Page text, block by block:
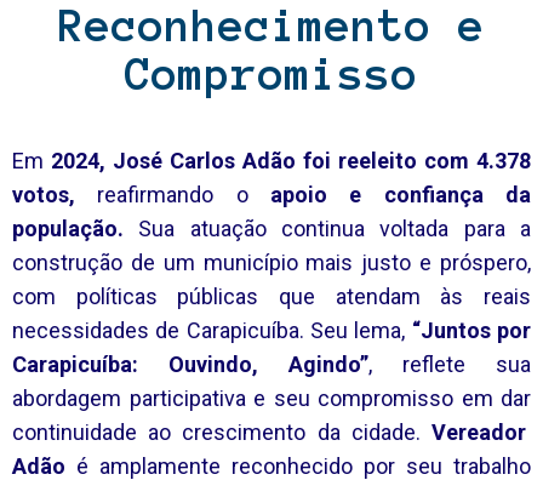
Reconhecimento e
Compromisso
Em 2024, José Carlos Adão foi reeleito com 4.378
votos, reafirmando o apoio e confiança da
população. Sua atuação continua voltada para a
construção de um município mais justo e próspero,
com políticas públicas que atendam às reais
necessidades de Carapicuíba. Seu lema, “Juntos por
Carapicuíba: Ouvindo, Agindo”, reflete sua
abordagem participativa e seu compromisso em dar
continuidade ao crescimento da cidade. Vereador
Adão é amplamente reconhecido por seu trabalho